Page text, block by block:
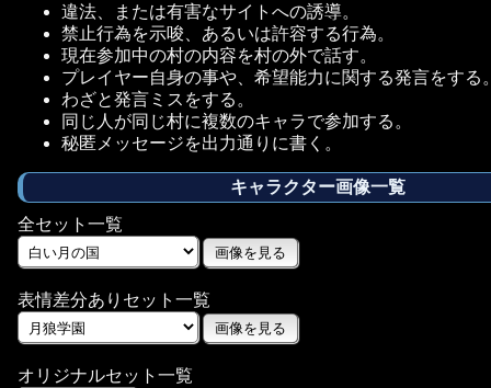
違法、または有害なサイトへの誘導。
禁止行為を示唆、あるいは許容する行為。
現在参加中の村の内容を村の外で話す。
プレイヤー自身の事や、希望能力に関する発言をする
わざと発言ミスをする。
同じ人が同じ村に複数のキャラで参加する。
秘匿メッセージを出力通りに書く。
キャラクター画像一覧
全セット一覧
表情差分ありセット一覧
オリジナルセット一覧